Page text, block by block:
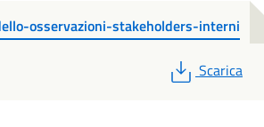
osservazioni-stakeholders-interni
PDF
Scarica